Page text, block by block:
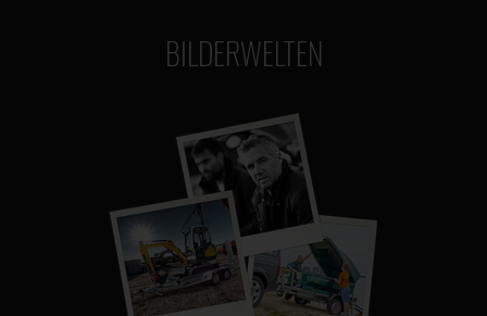
BILDERWELTEN